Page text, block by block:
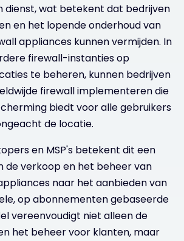
dienst, wat betekent dat bedrijven
en het lopende onderhoud van
appliances kunnen vermijden. In
firewall-instanties op
te beheren, kunnen bedrijven
firewall implementeren die
biedt voor alle gebruikers
de locatie.
en MSP's betekent dit een
de verkoop en het beheer van
naar het aanbieden van
op abonnementen gebaseerde
vereenvoudigt niet alleen de
het beheer voor klanten, maar